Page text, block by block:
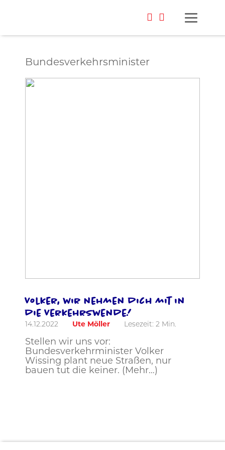
Bundesverkehrsminister
Volker, wir nehmen dich mit in
die Verkehrswende!
14.12.2022 Ute Möller Lesezeit: 2 Min.
Stellen wir uns vor:
Bundesverkehrminister Volker
Wissing plant neue Straßen, nur
bauen tut die keiner. (Mehr…)